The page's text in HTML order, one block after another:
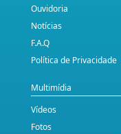
Ouvidoria
Notícias
F.A.Q
Política de Privacidade
Multimídia
Vídeos
Fotos